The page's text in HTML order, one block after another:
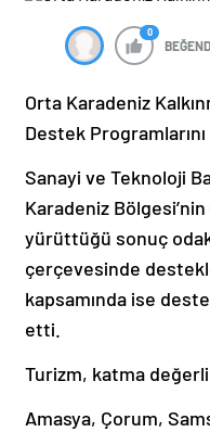
0
Orta Karadeniz
Destek
Sanayi ve Teknoloji
Karadeniz
yürüttüğü sonuç
çerçevesinde
kapsamında ise
etti.
Turizm, katma
Amasya, Çorum,